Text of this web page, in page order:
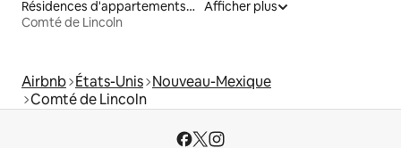
Résidences d'appartements en location
Comté de Lincoln
Afficher plus
Airbnb États-Unis Nouveau-Mexique
Comté de Lincoln